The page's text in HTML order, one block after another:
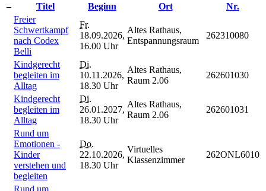
– Titel Beginn Ort
Nr.
Freier
Schwertkampf
nach Codex
Belli
Fr.
18.09.2026,
16.00 Uhr
Altes Rathaus,
Entspannungsraum
262310080
Kindgerecht
begleiten im
Alltag
Di.
10.11.2026,
18.30 Uhr
Altes Rathaus,
Raum 2.06
262601030
Kindgerecht
begleiten im
Alltag
Di.
26.01.2027,
18.30 Uhr
Altes Rathaus,
Raum 2.06
262601031
Rund um
Emotionen -
Kinder
verstehen und
begleiten
Do.
22.10.2026,
18.30 Uhr
Virtuelles
Klassenzimmer
262ONL6010
Rund um